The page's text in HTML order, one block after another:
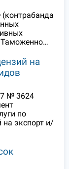
(контрабанда
Таможенно…
на
№ 3624
по
экспорт и/